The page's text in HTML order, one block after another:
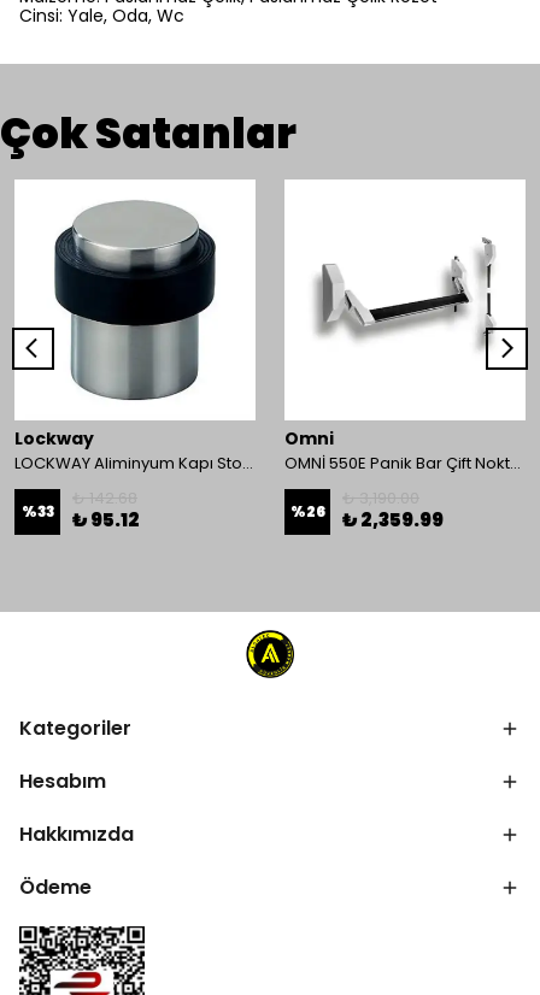
Cinsi: Yale, Oda, Wc
Çok Satanlar
Lockway
LOCKWAY Aliminyum Kapı Stoperi
%33 ₺ 95.12
Omni
OMNİ 550E Panik Bar Çift Nokta Yüzey Tip
%26 ₺ 2,359.99
Kategoriler
Hesabım
Hakkımızda
Ödeme